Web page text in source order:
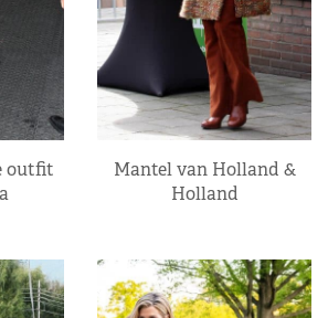
outfit
Mantel van Holland &
Holland